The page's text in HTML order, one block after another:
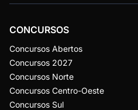
CONCURSOS
Concursos Abertos
Concursos 2027
Concursos Norte
Concursos Centro-Oeste
Concursos Sul